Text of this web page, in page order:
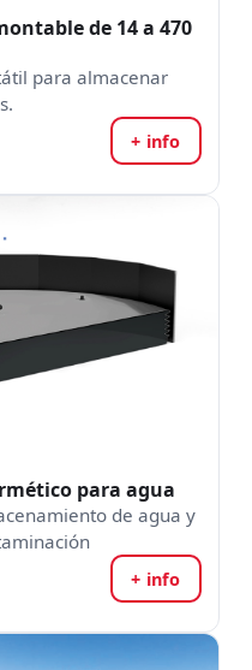
de 14 a 470
para almacenar
+ info
para agua
de agua y
+ info